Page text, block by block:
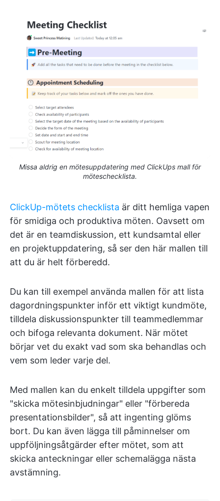
Missa aldrig en mötesuppdatering med ClickUps mall för
möteschecklista.
ClickUp-mötets checklista är ditt hemliga vapen
för smidiga och produktiva möten. Oavsett om
det är en teamdiskussion, ett kundsamtal eller
en projektuppdatering, så ser den här mallen till
att du är helt förberedd.
Du kan till exempel använda mallen för att lista
dagordningspunkter inför ett viktigt kundmöte,
tilldela diskussionspunkter till teammedlemmar
och bifoga relevanta dokument. När mötet
börjar vet du exakt vad som ska behandlas och
vem som leder varje del.
Med mallen kan du enkelt tilldela uppgifter som
"skicka mötesinbjudningar" eller "förbereda
presentationsbilder", så att ingenting glöms
bort. Du kan även lägga till påminnelser om
uppföljningsåtgärder efter mötet, som att
skicka anteckningar eller schemalägga nästa
avstämning.